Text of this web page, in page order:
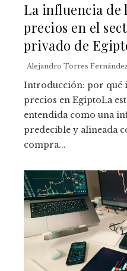
La influencia de
precios en el
privado de
Alejandro Torres
Introducción: por qué
precios en EgiptoLa
entendida como una
predecible y alineada
compra...